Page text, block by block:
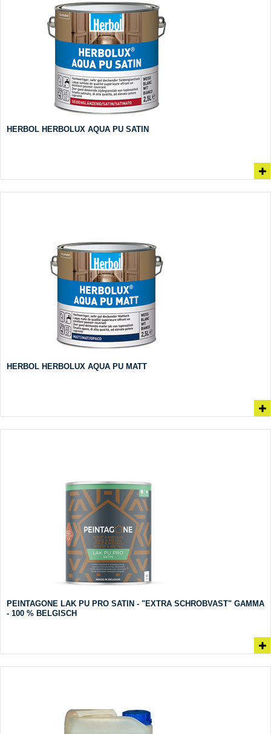
HERBOL HERBOLUX AQUA PU SATIN
HERBOL HERBOLUX AQUA PU MATT
PEINTAGONE LAK PU PRO SATIN - "EXTRA SCHROBVAST" GAMMA
- 100 % BELGISCH